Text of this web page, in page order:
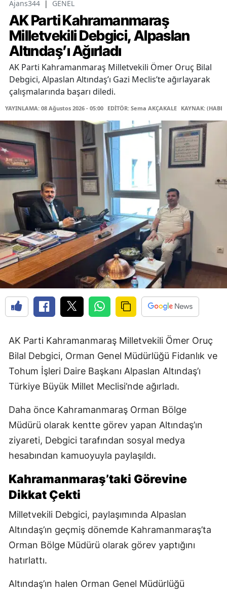
Ajans344 | GENEL
AK Parti Kahramanmaraş
Milletvekili Debgici, Alpaslan
Altındaş’ı Ağırladı
AK Parti Kahramanmaraş Milletvekili Ömer Oruç Bilal
Debgici, Alpaslan Altındaş’ı Gazi Meclis’te ağırlayarak
çalışmalarında başarı diledi.
YAYINLAMA: 08 Ağustos 2026 - 05:00 EDİTÖR: Sema AKÇAKALE KAYNAK:
AK Parti Kahramanmaraş Milletvekili Ömer Oruç
Bilal Debgici, Orman Genel Müdürlüğü Fidanlık ve
Tohum İşleri Daire Başkanı Alpaslan Altındaş’ı
Türkiye Büyük Millet Meclisi’nde ağırladı.
Daha önce Kahramanmaraş Orman Bölge
Müdürü olarak kentte görev yapan Altındaş’ın
ziyareti, Debgici tarafından sosyal medya
hesabından kamuoyuyla paylaşıldı.
Kahramanmaraş’taki Görevine
Dikkat Çekti
Milletvekili Debgici, paylaşımında Alpaslan
Altındaş’ın geçmiş dönemde Kahramanmaraş’ta
Orman Bölge Müdürü olarak görev yaptığını
hatırlattı.
Altındaş’ın halen Orman Genel Müdürlüğü